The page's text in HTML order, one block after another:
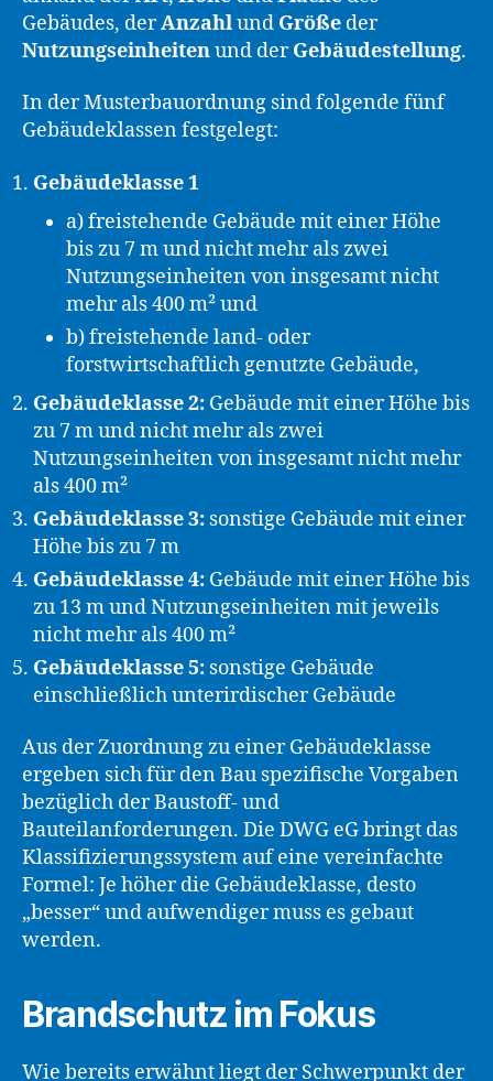
Gebäudes, derAnzahlund Größe der
Nutzungseinheitenund derGebäudestellung.
In der Musterbauordnung sind folgende fünf
Gebäudeklassen festgelegt:
Gebäudeklasse 1
a) freistehende Gebäude mit einer Höhe
bis zu 7 m und nicht mehr als zwei
Nutzungseinheiten von insgesamt nicht
mehr als 400 m² und
b) freistehende land- oder
forstwirtschaftlich genutzte Gebäude,
Gebäudeklasse 2: Gebäude mit einer Höhe bis
zu 7 m und nicht mehr als zwei
Nutzungseinheiten von insgesamt nicht mehr
als 400 m²
Gebäudeklasse 3: sonstige Gebäude mit einer
Höhe bis zu 7 m
Gebäudeklasse 4: Gebäude mit einer Höhe bis
zu 13 m und Nutzungseinheiten mit jeweils
nicht mehr als 400 m²
Gebäudeklasse 5: sonstige Gebäude
einschließlich unterirdischer Gebäude
Aus der Zuordnung zu einer Gebäudeklasse
ergeben sich für den Bau spezifische Vorgaben
bezüglich der Baustoff- und
Bauteilanforderungen. Die DWG eG bringt das
Klassifizierungssystem auf eine vereinfachte
Formel: Je höher die Gebäudeklasse, desto
„besser“ und aufwendiger muss es gebaut
werden.
Brandschutz im Fokus
Wie bereits erwähnt liegt der Schwerpunkt der